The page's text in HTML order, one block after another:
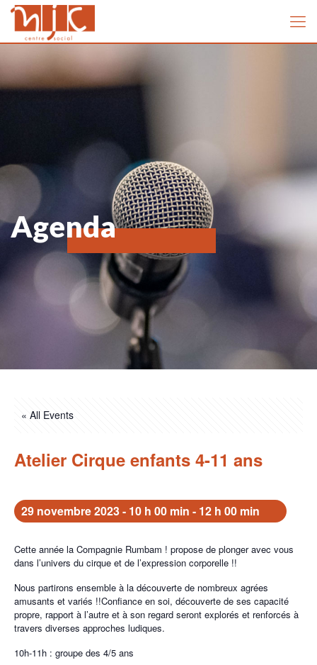
Agenda
« All Events
Atelier Cirque enfants 4-11 ans
29 novembre 2023 - 10 h 00 min - 12 h 00 min
Cette année la Compagnie Rumbam ! propose de plonger avec vous
dans l’univers du cirque et de l’expression corporelle !!
Nous partirons ensemble à la découverte de nombreux agrées
amusants et variés !!Confiance en soi, découverte de ses capacité
propre, rapport à l’autre et à son regard seront explorés et renforcés à
travers diverses approches ludiques.
10h-11h : groupe des 4/5 ans